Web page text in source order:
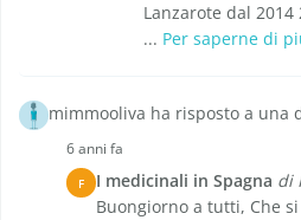
Lanzarote dal
... Per saperne di
mimmooliva ha risposto a una
6 anni fa
F I medicinali in Spagna di
Buongiorno a tutti, Che